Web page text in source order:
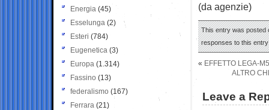
(da agenzie)
This entry was posted
responses to this
« EFFETTO LEGA-
ALTRO
Leave a
Energia (45)
Esselunga (2)
Esteri (784)
Eugenetica (3)
Europa (1.314)
Fassino (13)
federalismo (167)
Ferrara (21)